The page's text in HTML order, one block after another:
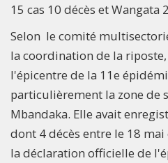
15 cas 10 décès et Wangata
Selon le comité
la coordination de la
l'épicentre de la 11e
particulièrement la zone de
Mbandaka. Elle avait
dont 4 décès entre le 18
la déclaration officielle de